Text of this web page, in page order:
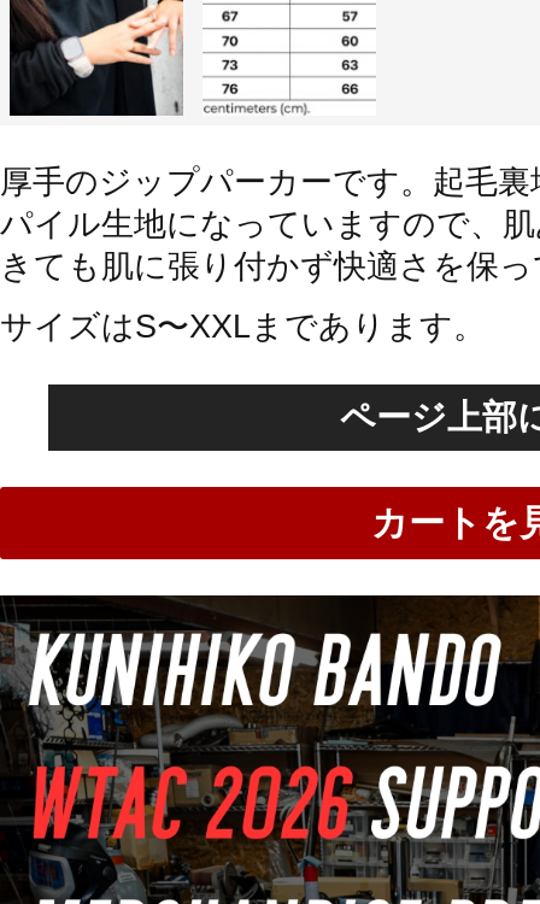
厚手のジップパーカーです。起毛
パイル生地になっていますので、
きても肌に張り付かず快適さを保
サイズはS〜XXLまであります。
ページ上部
カートを